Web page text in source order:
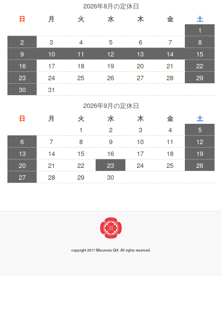
2026年8月の定休日
日
月 火 水 木 金
土
1
2
3 4 5 6 7
8
9
10 11 12 13 14
15
16
17 18 19 20 21
22
23
24 25 26 27 28
29
30
31
2026年9月の定休日
日
月 火 水 木 金
土
1
2 3 4
5
6
7 8 9 10 11
12
13
14 15 16 17 18
19
20
21 22 23 24 25
26
27
28 29 30
copyright 2017 Mtsumoto Gift. All rights reserved.